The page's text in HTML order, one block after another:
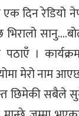
एक दिन रेडियो
भिरालो
।
मेरो नाम
छिमेकी सबैले